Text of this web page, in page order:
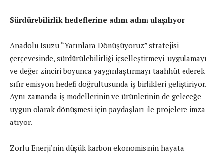
Sürdürebilirlik hedeflerine adım adım ulaşılıyor
Anadolu Isuzu “Yarınlara Dönüşüyoruz” stratejisi
çerçevesinde, sürdürülebilirliği içselleştirmeyi-uygulamayı
ve değer zinciri boyunca yaygınlaştırmayı taahhüt ederek
sıfır emisyon hedefi doğrultusunda iş birlikleri geliştiriyor.
Aynı zamanda iş modellerinin ve ürünlerinin de geleceğe
uygun olarak dönüşmesi için paydaşları ile projelere imza
atıyor.
Zorlu Enerji’nin düşük karbon ekonomisinin hayata